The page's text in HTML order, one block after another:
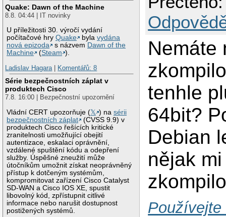
Quake: Dawn of the Machine
8.8. 04:44 | IT novinky
U příležitosti 30. výročí vydání
počítačové hryQuake bylavydána
nová epizoda
s názvem Dawn of the
Machine
(Steam ).
Ladislav Hagara
Komentářů: 8
Série bezpečnostních záplat v
produktech Cisco
7.8. 16:00 | Bezpečnostní upozornění
Vládní CERT upozorňuje (𝕏 ) nasérii
bezpečnostních záplat
(CVSS 9.9) v
produktech Cisco řešících kritické
zranitelnosti umožňující obejití
autentizace, eskalaci oprávnění,
vzdálené spuštění kódu a odepření
služby. Úspěšné zneužití může
útočníkům umožnit získat neoprávněný
přístup k dotčeným systémům,
kompromitovat zařízení Cisco Catalyst
SD-WAN a Cisco IOS XE, spustit
libovolný kód, zpřístupnit citlivé
informace nebo narušit dostupnost
postižených systémů.
Nemáte
tenhle
64bit?
Debian
nějak
Používejte